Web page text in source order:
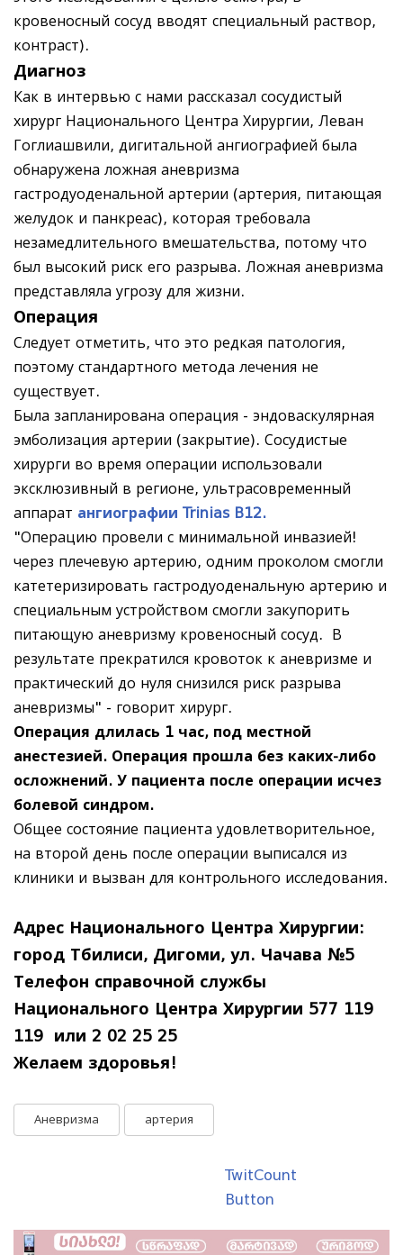
кровеносный сосуд вводят специальный раствор,
контраст).
Диагноз
Как в интервью с нами рассказал сосудистый
хирург Национального Центра Хирургии, Леван
Гоглиашвили, дигитальной ангиографией была
обнаружена ложная аневризма
гастродуоденальной артерии (артерия, питающая
желудок и панкреас), которая требовала
незамедлительного вмешательства, потому что
был высокий риск его разрыва. Ложная аневризма
представляла угрозу для жизни.
Операция
Следует отметить, что это редкая патология,
поэтому стандартного метода лечения не
существует.
Была запланирована операция - эндоваскулярная
эмболизация артерии (закрытие). Сосудистые
хирурги во время операции использовали
эксклюзивный в регионе, ультрасовременный
аппарат ангиографии Trinias B12.
"Операцию провели с минимальной инвазией!
через плечевую артерию, одним проколом смогли
катетеризировать гастродуоденальную артерию и
специальным устройством смогли закупорить
питающую аневризму кровеносный сосуд. В
результате прекратился кровоток к аневризме и
практический до нуля снизился риск разрыва
аневризмы" - говорит хирург.
Операция длилась 1 час, под местной
анестезией. Операция прошла без каких-либо
осложнений. У пациента после операции исчез
болевой синдром.
Общее состояние пациента удовлетворительное,
на второй день после операции выписался из
клиники и вызван для контрольного исследования.
Адрес Национального Центра Хирургии:
город Тбилиси, Дигоми, ул. Чачава №5
Телефон справочной службы
Национального Центра Хирургии 577 119
119 или 2 02 25 25
Желаем здоровья!
Аневризма артерия
TwitCount
Button